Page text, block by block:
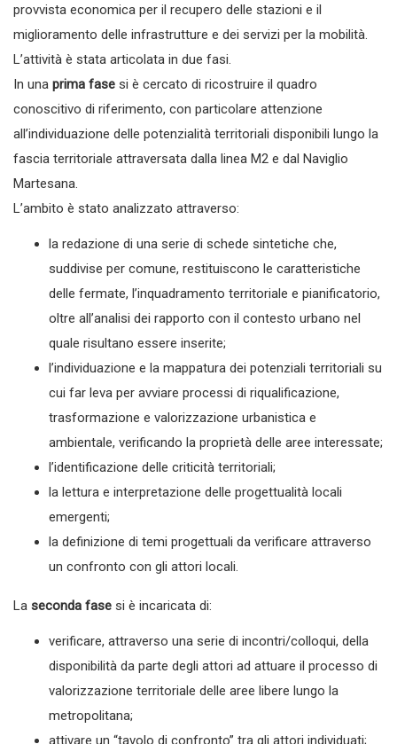
provvista economica per il recupero delle stazioni e il
miglioramento delle infrastrutture e dei servizi per la mobilità.
L’attività è stata articolata in due fasi.
In una prima fase si è cercato di ricostruire il quadro
conoscitivo di riferimento, con particolare attenzione
all’individuazione delle potenzialità territoriali disponibili lungo la
fascia territoriale attraversata dalla linea M2 e dal Naviglio
Martesana.
L’ambito è stato analizzato attraverso:
la redazione di una serie di schede sintetiche che,
suddivise per comune, restituiscono le caratteristiche
delle fermate, l’inquadramento territoriale e pianificatorio,
oltre all’analisi dei rapporto con il contesto urbano nel
quale risultano essere inserite;
l’individuazione e la mappatura dei potenziali territoriali su
cui far leva per avviare processi di riqualificazione,
trasformazione e valorizzazione urbanistica e
ambientale, verificando la proprietà delle aree interessate;
l’identificazione delle criticità territoriali;
la lettura e interpretazione delle progettualità locali
emergenti;
la definizione di temi progettuali da verificare attraverso
un confronto con gli attori locali.
La seconda fase si è incaricata di:
verificare, attraverso una serie di incontri/colloqui, della
disponibilità da parte degli attori ad attuare il processo di
valorizzazione territoriale delle aree libere lungo la
metropolitana;
attivare un “tavolo di confronto” tra gli attori individuati;